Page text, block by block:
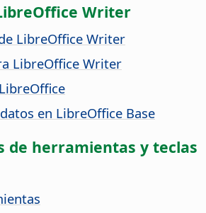
Writer
LibreOffice Writer
LibreOffice Writer
en LibreOffice Base
de herramientas y teclas